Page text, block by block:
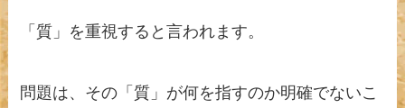
「質」を重視すると言われます。
問題は、その「質」が何を指すのか明確でないこ